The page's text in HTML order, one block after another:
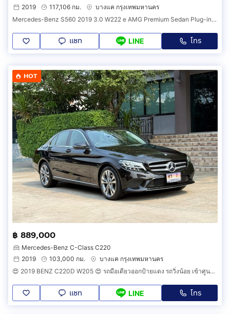
2019
117,106 กม.
บางแค กรุงเทพมหานคร
Mercedes-Benz S560 2019 3.0 W222 e AMG Premium Sedan Plug-in Hybrid AT (ปี 13-21) B1710
แชท LINE โทร
HOT
฿ 889,000
Mercedes-Benz C-Class C220
2019
103,000 กม.
บางแค กรุงเทพมหานคร
😍 2019 BENZ C220D W205 😍 รถมือเดียวออกป้ายแดง รถวิ่งน้อย เข้าศูนย์ทุกระยะ รถไม่เคยมีอุบัติเหตุครับ
แชท LINE โทร